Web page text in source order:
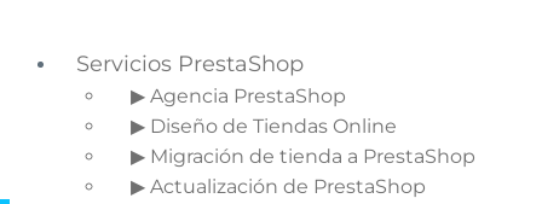
Saltar a la navegación principal
Saltar al contenido principal
Servicios PrestaShop
▶ Agencia PrestaShop
▶ Diseño de Tiendas Online
▶ Migración de tienda a PrestaShop
▶ Actualización de PrestaShop